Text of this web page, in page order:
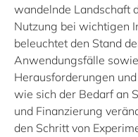
wandelnde Landschaft
Nutzung bei wichtigen
beleuchtet den Stand
Anwendungsfälle
Herausforderungen
wie sich der Bedarf an
und Finanzierung
den Schritt von